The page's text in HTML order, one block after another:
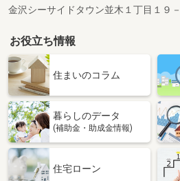
金沢シーサイドタウン並木１丁目１９
お役立ち情報
住まいのコラム
暮らしのデータ
(補助金・助成金情報)
住宅ローン